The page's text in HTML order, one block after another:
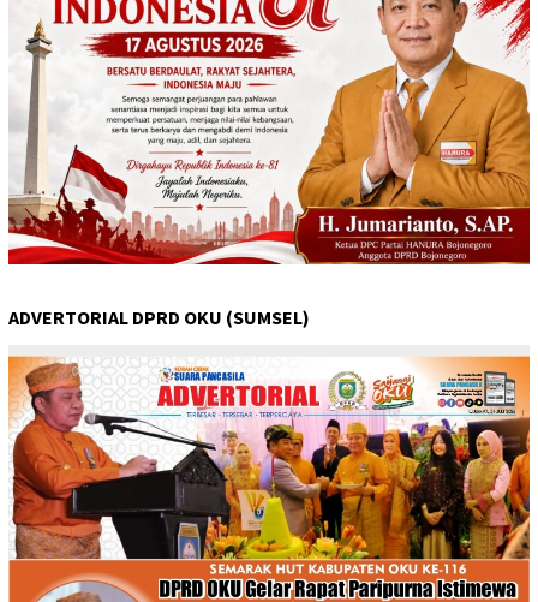
ADVERTORIAL DPRD OKU (SUMSEL)